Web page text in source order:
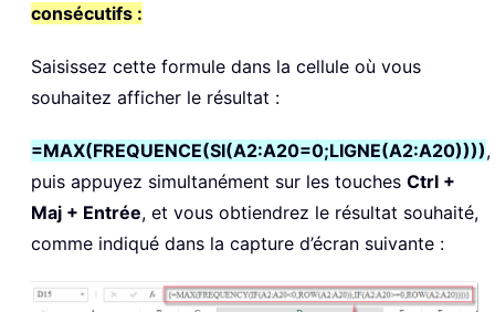
consécutifs :
Saisissez cette formule dans la cellule où vous
souhaitez afficher le résultat :
=MAX(FREQUENCE(SI(A2:A20=0;LIGNE(A2:A20)))),
puis appuyez simultanément sur les touches Ctrl +
Maj + Entrée, et vous obtiendrez le résultat souhaité,
comme indiqué dans la capture d’écran suivante :